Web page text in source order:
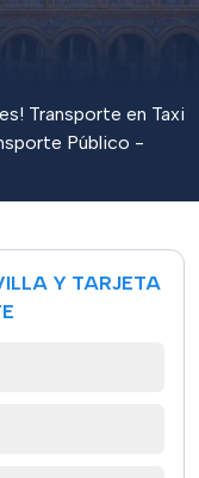
Transporte en Taxi
Público -
Y TARJETA